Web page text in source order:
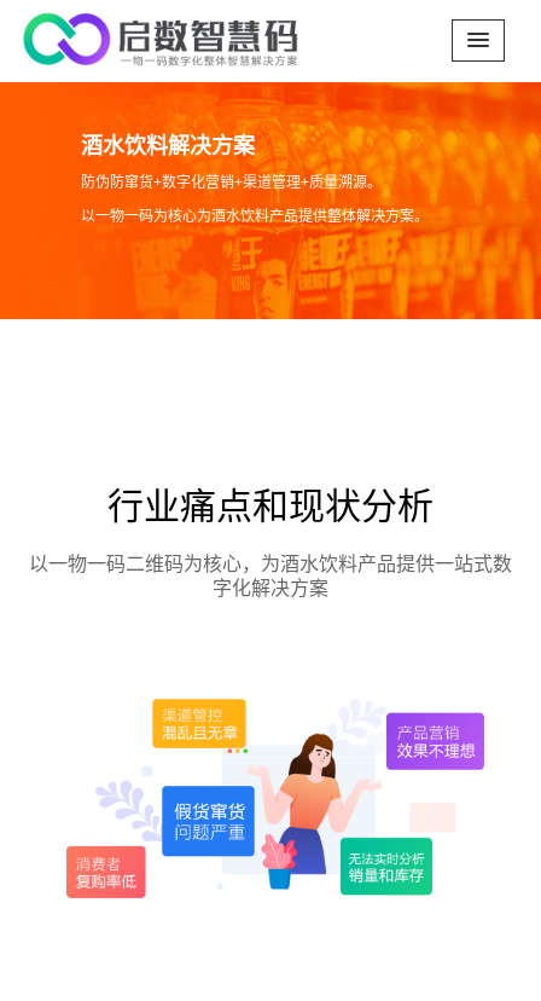
酒水饮料解决方案
防伪防窜货+数字化营销+渠道管理+质量溯源。
以一物一码为核心为酒水饮料产品提供整体解决方案。
行业痛点和现状分析
以一物一码二维码为核心，为酒水饮料产品提供一站式数
字化解决方案